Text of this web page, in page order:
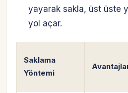
yayarak sakla, üst üste
yol açar.
Saklama
Yöntemi